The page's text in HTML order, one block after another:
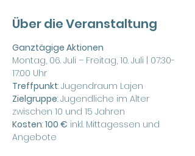
Über die Veranstaltung
Ganztägige Aktionen
Montag, 06. Juli – Freitag, 10. Juli | 07:30-
17:00 Uhr
Treffpunkt: Jugendraum Lajen
Zielgruppe: Jugendliche im Alter
zwischen 10 und 15 Jahren
Kosten: 100 € inkl. Mittagessen und
Angebote